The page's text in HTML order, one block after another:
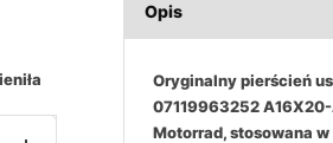
Opis
Oryginalny pierścień
07119963252
Motorrad, stosowana